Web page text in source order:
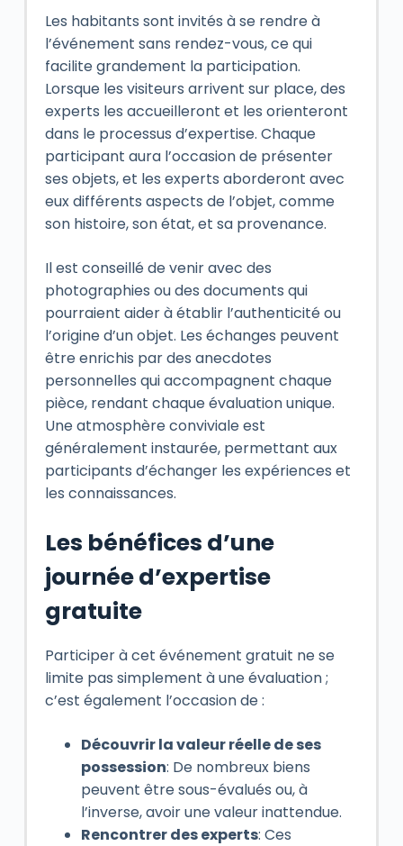
Les habitants sont invités à se rendre à
l’événement sans rendez-vous, ce qui
facilite grandement la participation.
Lorsque les visiteurs arrivent sur place, des
experts les accueilleront et les orienteront
dans le processus d’expertise. Chaque
participant aura l’occasion de présenter
ses objets, et les experts aborderont avec
eux différents aspects de l’objet, comme
son histoire, son état, et sa provenance.
Il est conseillé de venir avec des
photographies ou des documents qui
pourraient aider à établir l’authenticité ou
l’origine d’un objet. Les échanges peuvent
être enrichis par des anecdotes
personnelles qui accompagnent chaque
pièce, rendant chaque évaluation unique.
Une atmosphère conviviale est
généralement instaurée, permettant aux
participants d’échanger les expériences et
les connaissances.
Les bénéfices d’une
journée d’expertise
gratuite
Participer à cet événement gratuit ne se
limite pas simplement à une évaluation ;
c’est également l’occasion de :
Découvrir la valeur réelle de ses
possession: De nombreux biens
peuvent être sous-évalués ou, à
l’inverse, avoir une valeur inattendue.
Rencontrer des experts: Ces